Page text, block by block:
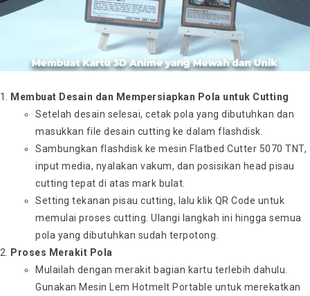
Membuat Desain dan Mempersiapkan Pola untuk Cutting
Setelah desain selesai, cetak pola yang dibutuhkan dan
masukkan file desain cutting ke dalam flashdisk.
Sambungkan flashdisk ke mesin Flatbed Cutter 5070 TNT,
input media, nyalakan vakum, dan posisikan head pisau
cutting tepat di atas mark bulat.
Setting tekanan pisau cutting, lalu klik QR Code untuk
memulai proses cutting. Ulangi langkah ini hingga semua
pola yang dibutuhkan sudah terpotong.
Proses Merakit Pola
Mulailah dengan merakit bagian kartu terlebih dahulu.
Gunakan Mesin Lem Hotmelt Portable untuk merekatkan